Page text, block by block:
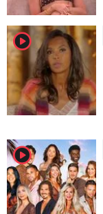
player2
player2